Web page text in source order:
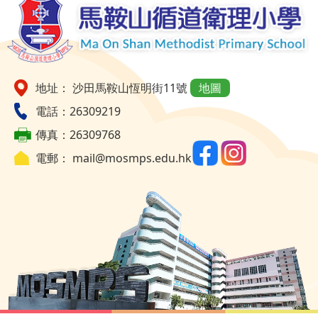
地址： 沙田馬鞍山恆明街11號
地圖
電話：26309219
傳真：26309768
電郵： mail@mosmps.edu.hk